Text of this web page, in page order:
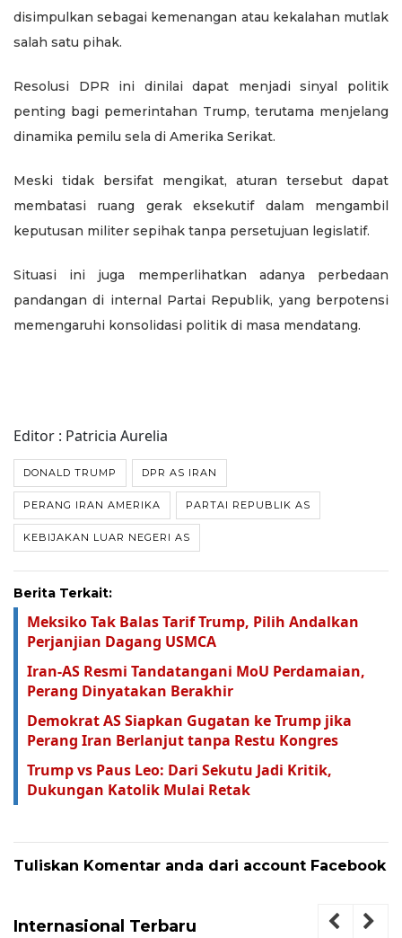
disimpulkan sebagai kemenangan atau kekalahan mutlak
salah satu pihak.
Resolusi DPR ini dinilai dapat menjadi sinyal politik
penting bagi pemerintahan Trump, terutama menjelang
dinamika pemilu sela di Amerika Serikat.
Meski tidak bersifat mengikat, aturan tersebut dapat
membatasi ruang gerak eksekutif dalam mengambil
keputusan militer sepihak tanpa persetujuan legislatif.
Situasi ini juga memperlihatkan adanya perbedaan
pandangan di internal Partai Republik, yang berpotensi
memengaruhi konsolidasi politik di masa mendatang.
Editor : Patricia Aurelia
DONALD TRUMP DPR AS IRAN
PERANG IRAN AMERIKA PARTAI REPUBLIK AS
KEBIJAKAN LUAR NEGERI AS
Berita Terkait:
Meksiko Tak Balas Tarif Trump, Pilih Andalkan
Perjanjian Dagang USMCA
Iran-AS Resmi Tandatangani MoU Perdamaian,
Perang Dinyatakan Berakhir
Demokrat AS Siapkan Gugatan ke Trump jika
Perang Iran Berlanjut tanpa Restu Kongres
Trump vs Paus Leo: Dari Sekutu Jadi Kritik,
Dukungan Katolik Mulai Retak
Tuliskan Komentar anda dari account Facebook
Internasional Terbaru